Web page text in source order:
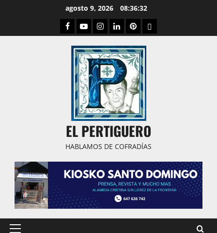
agosto 9, 2026 08:36:32
Facebook
YoutubeInstagram
LinkedPinterestDribbble
EL PERTIGUERO
HABLAMOS DE COFRADÍAS